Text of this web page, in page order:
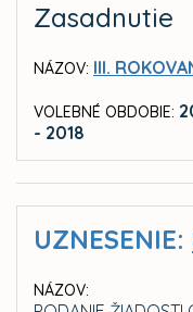
Zasadnutie
NÁZOV: III.
VOLEBNÉ OBDOBIE:
- 2018
UZNESENIE:
NÁZOV: